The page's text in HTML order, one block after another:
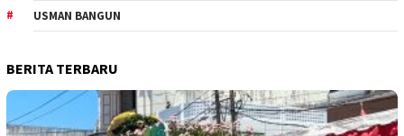
USMAN BANGUN
BERITA TERBARU